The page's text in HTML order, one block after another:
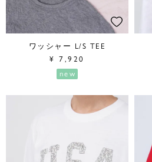
ワッシャー L/S TEE
¥ 7,920
new